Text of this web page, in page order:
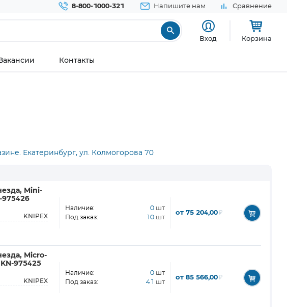
8-800-1000-321 Напишите нам Сравнение
Вход Корзина
Контакты
Екатеринбург, ул. Колмогорова 70
Mini-
975426
KNIPEX
Наличие: 0 шт
Под заказ: 10 шт
от 75 204,00₽
Micro-
975425
KNIPEX
Наличие: 0 шт
Под заказ: 41 шт
от 85 566,00₽